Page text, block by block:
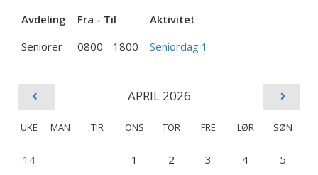
Avdeling Fra - Til
Aktivitet
Seniorer
0800 - 1800 Seniordag 1
APRIL 2026
UKE MAN TIR ONS TOR FRE LØR SØN
14 1 2 3 4 5